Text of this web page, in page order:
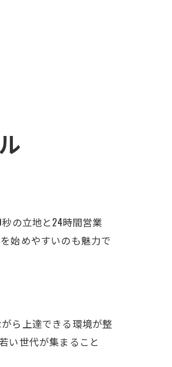
の立地と24時間営業
始めやすいのも魅力で
ら上達できる環境が整
い世代が集まること